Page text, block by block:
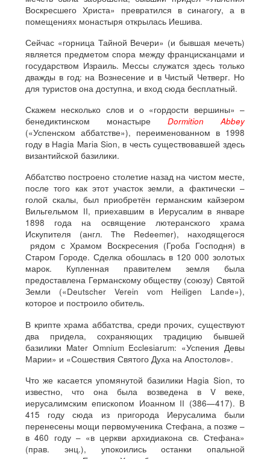
Воскресшего Христа» превратился в синагогу, а в
помещениях монастыря открылась Иешива.
Сейчас «горница Тайной Вечери» (и бывшая мечеть)
является предметом спора между францисканцами и
государством Израиль. Мессы служатся здесь только
дважды в год: на Вознесение и в Чистый Четверг. Но
для туристов она доступна, и вход сюда бесплатный.
Скажем несколько слов и о «гордости вершины» –
бенедиктинском монастыре Dormition Abbey
(«Успенском аббатстве»), переименованном в 1998
году в Hagia Maria Sion, в честь существовавшей здесь
византийской базилики.
Аббатство построено столетие назад на чистом месте,
после того как этот участок земли, а фактически –
голой скалы, был приобретён германским кайзером
Вильгельмом II, приехавшим в Иерусалим в январе
1898 года на освящение лютеранского храма
Искупителя (англ. The Redeemer), находящегося
рядом с Храмом Воскресения (Гроба Господня) в
Старом Городе. Сделка обошлась в 120 000 золотых
марок. Купленная правителем земля была
предоставлена Германскому обществу (союзу) Святой
Земли («Deutscher Verein vom Heiligen Lande»),
которое и построило обитель.
В крипте храма аббатства, среди прочих, существуют
два придела, сохраняющих традицию бывшей
базилики Mater Omnium Ecclesiarum: «Успения Девы
Марии» и «Сошествия Святого Духа на Апостолов».
Что же касается упомянутой базилики Hagia Sion, то
известно, что она была возведена в V веке,
иерусалимским епископом Иоанном II (386—417). В
415 году сюда из пригорода Иерусалима были
перенесены мощи первомученика Стефана, а позже –
в 460 году – «в церкви архидиакона св. Стефана»
(прав. энц.), упокоились останки опальной